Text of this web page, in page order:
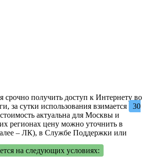
срочно получить доступ к Интернету во
за сутки использования взимается
30
актуальна для Москвы и
регионах цену можно уточнить в
– ЛК), в Службе Поддержки или
на следующих условиях: